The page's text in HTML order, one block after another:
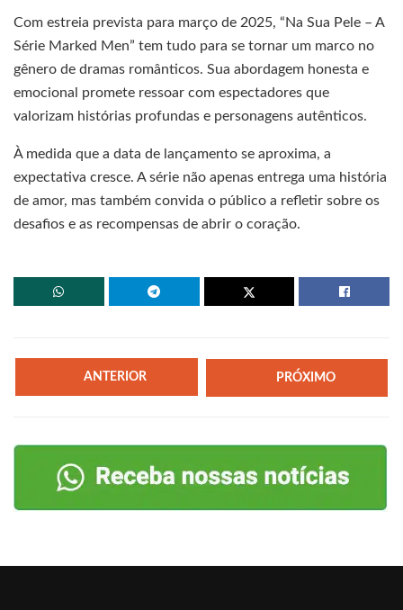
Com estreia prevista para março de 2025, “Na Sua Pele – A
Série Marked Men” tem tudo para se tornar um marco no
gênero de dramas românticos. Sua abordagem honesta e
emocional promete ressoar com espectadores que
valorizam histórias profundas e personagens autênticos.
À medida que a data de lançamento se aproxima, a
expectativa cresce. A série não apenas entrega uma história
de amor, mas também convida o público a refletir sobre os
desafios e as recompensas de abrir o coração.
ANTERIOR PRÓXIMO